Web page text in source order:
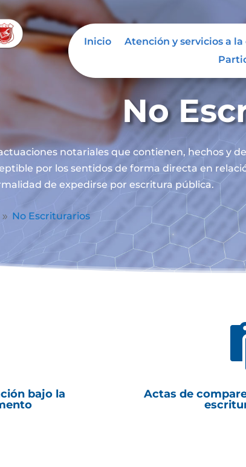
Inicio Atención y servicios a
No
notariales que contienen, hechos y
por los sentidos de forma directa en
de expedirse por escritura pública.
9 No Escriturarios
bajo la
Actas de